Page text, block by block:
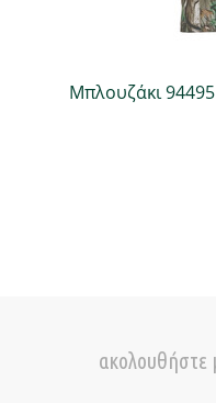
Μπλουζάκι
ακολουθήστε